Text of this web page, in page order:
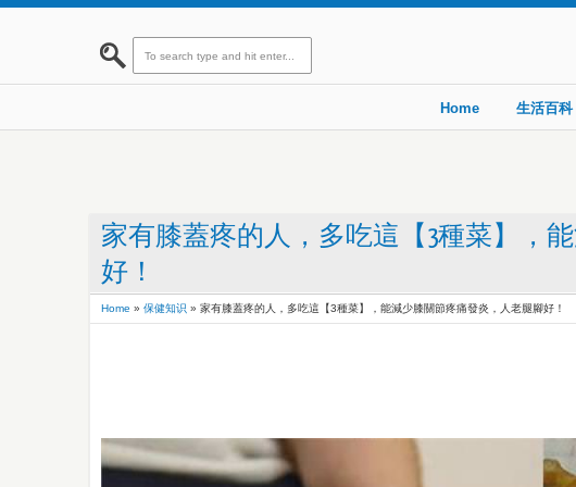
Home 生活百科
家有膝蓋疼的人，多吃這【3種菜】，
好！
Home » 保健知识 » 家有膝蓋疼的人，多吃這【3種菜】，能減少膝關節疼痛發炎，人老腿腳好！